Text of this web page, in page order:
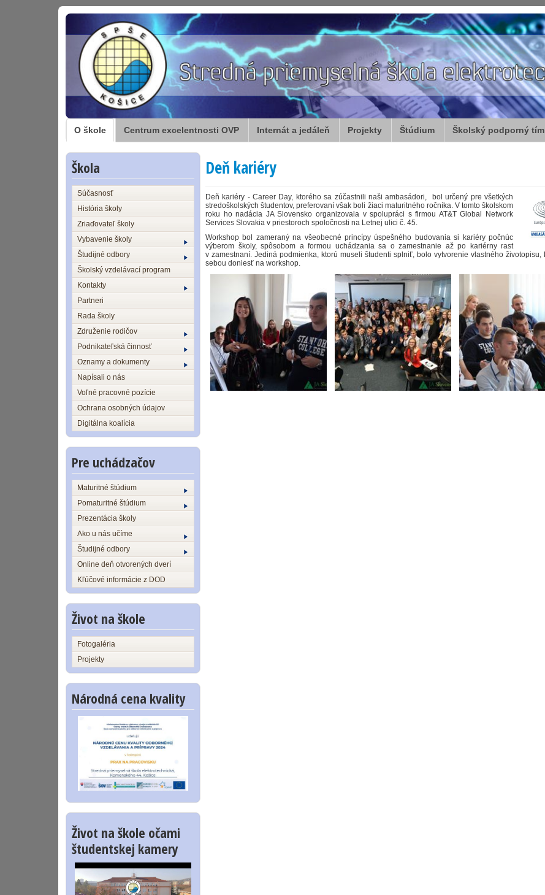
O škole Centrum excelentnosti OVP Internát a jedáleň Projekty Štúdium Školský podporný tím
Škola
Súčasnosť
História školy
Zriaďovateľ školy
Vybavenie školy
Študijné odbory
Školský vzdelávací program
Kontakty
Partneri
Rada školy
Združenie rodičov
Podnikateľská činnosť
Oznamy a dokumenty
Napísali o nás
Voľné pracovné pozície
Ochrana osobných údajov
Digitálna koalícia
Pre uchádzačov
Maturitné štúdium
Pomaturitné štúdium
Prezentácia školy
Ako u nás učíme
Študijné odbory
Online deň otvorených dverí
Kľúčové informácie z DOD
Život na škole
Fotogaléria
Projekty
Národná cena kvality
Život na škole očami
študentskej kamery
Deň kariéry
Deň kariéry - Career Day, ktorého sa zúčastnili naši ambasádori, bol určený pre všetkých
stredoškolských študentov, preferovaní však boli žiaci maturitného ročníka. V tomto školskom
roku ho nadácia JA Slovensko organizovala v spolupráci s firmou AT&T Global Network
Services Slovakia v priestoroch spoločnosti na Letnej ulici č. 45.
Workshop bol zameraný na všeobecné princípy úspešného budovania si kariéry počnúc
výberom školy, spôsobom a formou uchádzania sa o zamestnanie až po kariérny rast
v zamestnaní. Jediná podmienka, ktorú museli študenti splniť, bolo vytvorenie vlastného životopisu,
sebou doniesť na workshop.